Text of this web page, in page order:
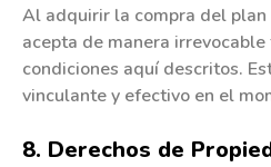
Al adquirir la compra del
acepta de manera
condiciones aquí descritos.
vinculante y efectivo en el
8. Derechos de